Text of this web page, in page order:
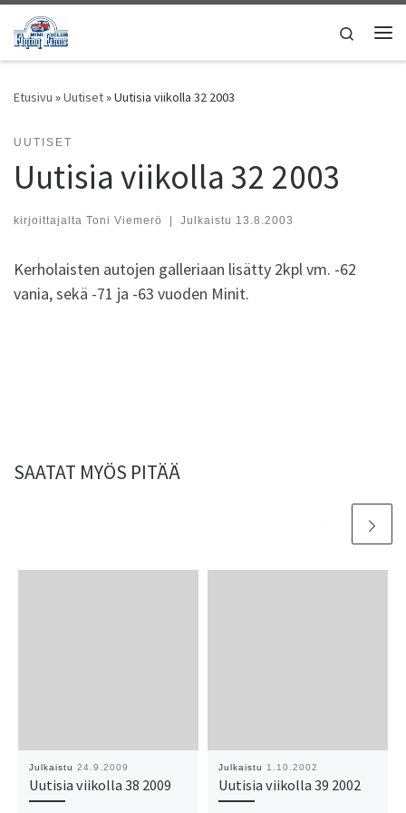
Skip to content
Search
Etusivu »Uutiset»Uutisia viikolla 32 2003
UUTISET
Uutisia viikolla 32 2003
kirjoittajalta Toni Viemerö | Julkaistu 13.8.2003
Kerholaisten autojen galleriaan lisätty 2kpl vm. -62
vania, sekä -71 ja -63 vuoden Minit.
SAATAT MYÖS PITÄÄ
Julkaistu 24.9.2009
Uutisia viikolla 38 2009
Julkaistu 1.10.2002
Uutisia viikolla 39 2002